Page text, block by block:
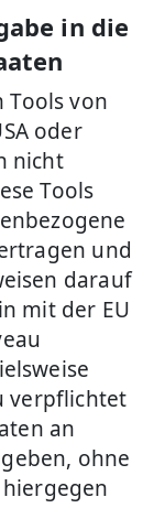
in die
von
oder
nicht
Tools
und
darauf
mit der EU
verpflichtet
an
ohne